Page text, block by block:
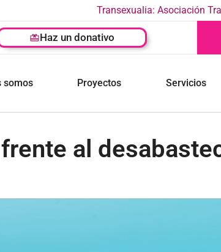
Transexualia: Asociación
somos Proyectos Servicios
Haz un donativo
al